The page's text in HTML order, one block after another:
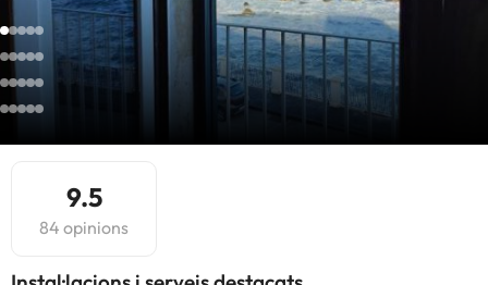
9.5
84 opinions